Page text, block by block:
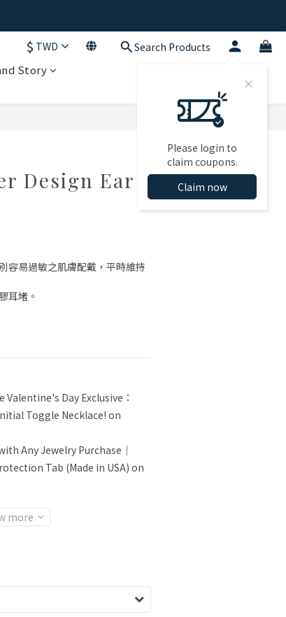
$ TWD Search Products
Please login to
claim coupons.
Claim now
Story
Design Ear
容易過敏之肌膚配戴，平時維持
耳堵。
Valentine's Day Exclusive：
Toggle Necklace! on
Any Jewelry Purchase｜
Tab (Made in USA) on
more